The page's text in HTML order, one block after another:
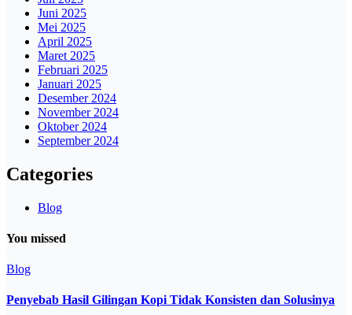
Juni 2025
Mei 2025
April 2025
Maret 2025
Februari 2025
Januari 2025
Desember 2024
November 2024
Oktober 2024
September 2024
Categories
Blog
You missed
Blog
Penyebab Hasil Gilingan Kopi Tidak Konsisten dan Solusinya